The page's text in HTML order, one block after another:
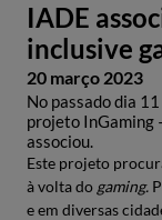
IADE
inclusive
20 março 2023
No passado dia
projeto InGaming
associou.
Este projeto
à volta do gaming.
e em diversas